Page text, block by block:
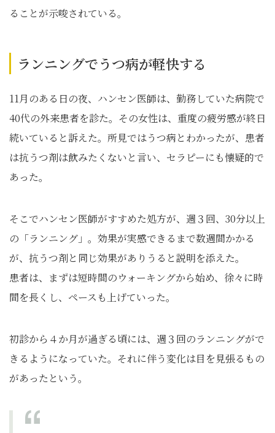
ることが示唆されている。
ランニングでうつ病が軽快する
11月のある日の夜、ハンセン医師は、勤務していた病院で
40代の外来患者を診た。その女性は、重度の疲労感が終日
続いていると訴えた。所見ではうつ病とわかったが、患者
は抗うつ剤は飲みたくないと言い、セラピーにも懐疑的で
あった。
そこでハンセン医師がすすめた処方が、週３回、30分以上
の「ランニング」。効果が実感できるまで数週間かかる
が、抗うつ剤と同じ効果がありうると説明を添えた。
患者は、まずは短時間のウォーキングから始め、徐々に時
間を長くし、ペースも上げていった。
初診から４か月が過ぎる頃には、週３回のランニングがで
きるようになっていた。それに伴う変化は目を見張るもの
があったという。